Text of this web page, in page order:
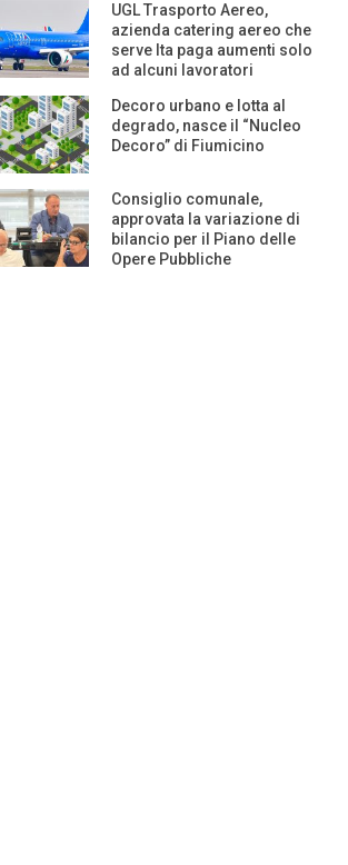
UGL Trasporto Aereo,
azienda catering aereo che
serve Ita paga aumenti solo
ad alcuni lavoratori
Decoro urbano e lotta al
degrado, nasce il “Nucleo
Decoro” di Fiumicino
Consiglio comunale,
approvata la variazione di
bilancio per il Piano delle
Opere Pubbliche